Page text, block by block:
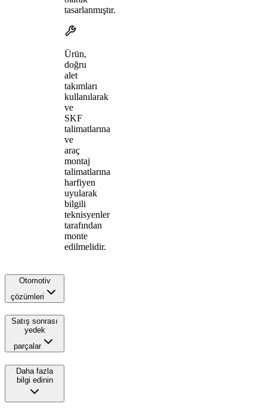
tasarlanmıştır.
Ürün,
doğru
alet
takımları
kullanılarak
ve
SKF
talimatlarına
ve
araç
montaj
talimatlarına
harfiyen
uyularak
bilgili
teknisyenler
tarafından
monte
edilmelidir.
Otomotiv
çözümleri
Satış sonrası
yedek
parçalar
Daha fazla
bilgi edinin